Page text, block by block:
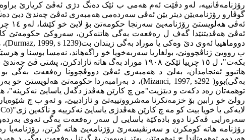
رۆژنامەڤانییە، لەو دڤێت ئەم هەمی ب ئێک دەنگ دژی ئەڤێ کریارێ
گوڤارو رۆژنامه‌یێن دیتر یێن ئەڤی سەردەمی هەمبەری ئەڤێ چەندێ دبێ
ئەڤێ هەڤدیتنێدا گەف ل رەفعەت بەگی هاتنەکرن، سەروکێ حکومەتێ
دووماهییا ئەوی دێ وەکی یا موراد بەگی زیندان بت(Durmaz, 1999, s 1239
ب روویێ ژناڤچوونێ، بولغاریا سەربەخویا خو راگەهاند، نەمسا بوسنا و
بکەت"، ل ١٥ چرییا ئێکێ ١٩٠٨ موراد بەگ هاتە
هاتبوو ئەنجامدان، بەلێ د هەمبەری ئەڤێ دووڤچوونا رەفعەت بەگی
بەگی)بوو(Mizanci, 1997, s292
رولێ خو رابین بۆ خزمەتکرنا مەشرووتییەتێ و ئازادییێ، و ئەو ب چ
لایەکی یا خویا بیت کو مە چ کارێن هەڤدژی یاسایێ نەکرییە و ناکەین ژی"(Co
سەرەرایی ڤەکرنا دوو بادەکێة یاسایی ل سەر رەفعەت بەگی ئەوی
رۆژنامه‌ هاتە کومکرن و سەرنڤیسەرێ رۆژنامه‌یێ هاتە گرتن، رۆژنامه‌یا